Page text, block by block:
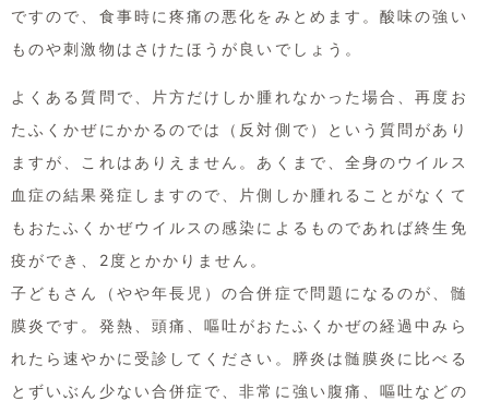
ですので、食事時に疼痛の悪化をみとめます。酸味の強い
ものや刺激物はさけたほうが良いでしょう。
よくある質問で、片方だけしか腫れなかった場合、再度お
たふくかぜにかかるのでは（反対側で）という質問があり
ますが、これはありえません。あくまで、全身のウイルス
血症の結果発症しますので、片側しか腫れることがなくて
もおたふくかぜウイルスの感染によるものであれば終生免
疫ができ、2度とかかりません。
子どもさん（やや年長児）の合併症で問題になるのが、髄
膜炎です。発熱、頭痛、嘔吐がおたふくかぜの経過中みら
れたら速やかに受診してください。膵炎は髄膜炎に比べる
とずいぶん少ない合併症で、非常に強い腹痛、嘔吐などの